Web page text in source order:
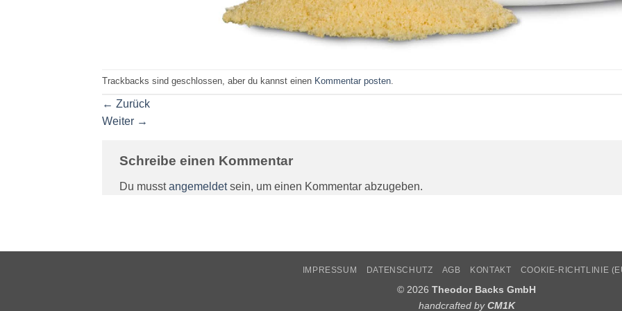
Trackbacks sind geschlossen, aber du kannst einen Kommentar posten
← Zurück
Weiter →
Schreibe einen Kommentar
Du musstangemeldetsein, um einen Kommentar abzugeben.
IMPRESSUM DATENSCHUTZ AGB KONTAKT COOKIE-RICHTLINIE
© 2026 Theodor Backs GmbH
handcrafted byCM1K